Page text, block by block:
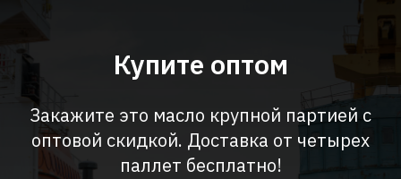
Купите оптом
Закажите это масло крупной партией с
оптовой скидкой. Доставка от четырех
паллет бесплатно!